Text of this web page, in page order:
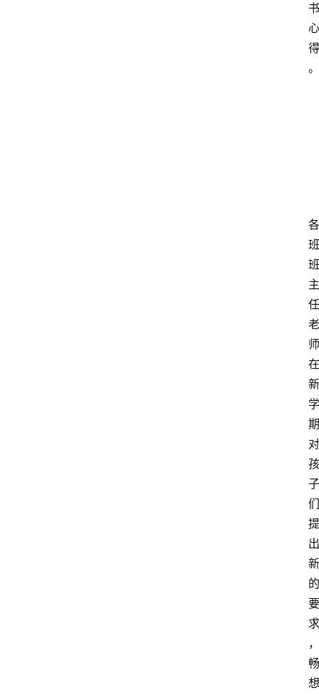
书
心
得
。
各
班
班
主
任
老
师
在
新
学
期
对
孩
子
们
提
出
新
的
要
求
，
畅
想